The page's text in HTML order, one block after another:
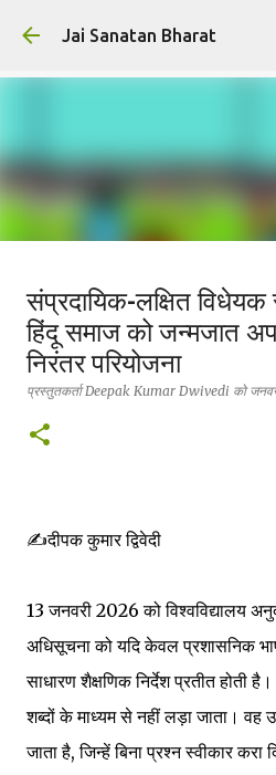
सीधे मुख्य सामग्री
Jai Sanatan Bharat
सनातन विचार ही वह प्रकाश है, जहाँ से
हिंदू होने का अर्थ : नर से
यात्रा
प्रस्तुतकर्ताDeepak Kumar Dwivedi
0
संप्रदायिक-लक्षित विधेयक
हिंदू समाज को जन्मजात
निरंतर परियोजना
प्रस्तुतकर्ताDeepak Kumar Dwivedi को
✍️दीपक कुमार द्विवेदी
13 जनवरी 2026 को विश्वविद्यालय
अधिसूचना को यदि केवल प्रशासनिक
साधारण शैक्षणिक निर्देश प्रतीत होती
शब्दों के माध्यम से नहीं लड़ा जाता। वह
जाता है, जिन्हें बिना प्रश्न स्वीकार करा